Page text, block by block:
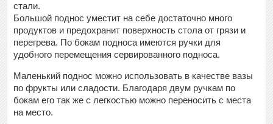
стали.
Большой поднос уместит на себе достаточно много
продуктов и предохранит поверхность стола от грязи и
перегрева. По бокам подноса имеются ручки для
удобного перемещения сервированного подноса.
Маленький поднос можно использовать в качестве вазы
по фрукты или сладости. Благодаря двум ручкам по
бокам его так же с легкостью можно переносить с места
на место.